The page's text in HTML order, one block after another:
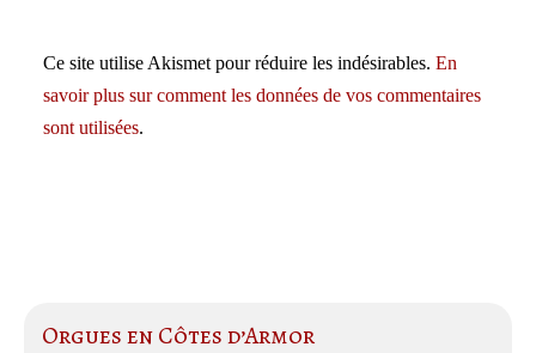
Ce site utilise Akismet pour réduire les indésirables. En
savoir plus sur comment les données de vos commentaires
sont utilisées.
Orgues en Côtes d’Armor